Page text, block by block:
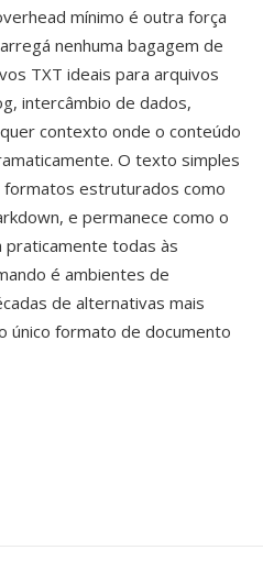
mínimo é outra força
nenhuma bagagem de
TXT ideais para arquivos
intercâmbio de dados,
contexto onde o conteúdo
O texto simples
estruturados como
e permanece como o
todas às
é ambientes de
de alternativas mais
único formato de documento